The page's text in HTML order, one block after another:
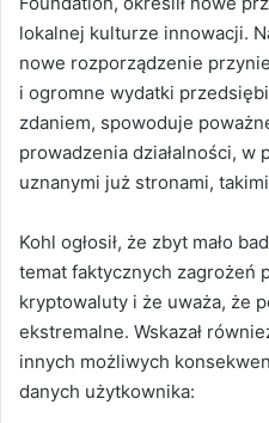
lokalnej kulturze innowacji.
nowe rozporządzenie
i ogromne wydatki
zdaniem, spowoduje
prowadzenia działalności, w
uznanymi już stronami,
Kohl ogłosił, że zbyt mało
temat faktycznych zagrożeń
kryptowaluty i że uważa, że
ekstremalne. Wskazał
innych możliwych
danych użytkownika: